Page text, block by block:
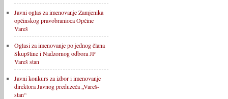
Javni oglas za imenovanje Zamjenika
općinskog pravobranioca Općine
Vareš
Oglasi za imenovanje po jednog člana
Skupštine i Nadzornog odbora JP
Vareš stan
Javni konkurs za izbor i imenovanje
direktora Javnog preduzeća „Vareš-
stan“